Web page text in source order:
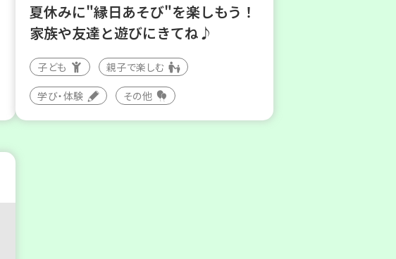
夏休みに"縁日あそび"を楽しもう！
家族や友達と遊びにきてね♪
子ども 親子で楽しむ
学び・体験 その他